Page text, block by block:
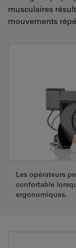
musculaires
mouvements
Les opérateurs
confortable
ergonomiques.